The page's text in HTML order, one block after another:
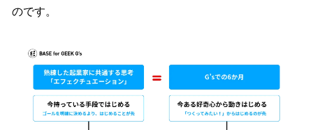
のです。